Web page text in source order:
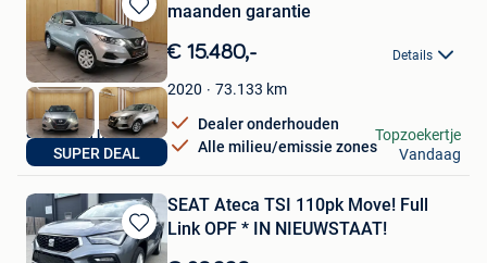
Bewaren
in
Mijn
Favorieten
SUPER DEAL
maanden garantie
€ 15.480,- Details
2020 73.133 km
Dealer onderhouden
Alle milieu/emissie zones
autos van muylders
Putte
Topzoekertje
Vandaag
Bewaren
SEAT Ateca TSI 110pk Move! Full
Link OPF * IN NIEUWSTAAT!